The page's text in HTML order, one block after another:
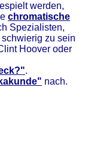
werden,
chromatische
Spezialisten,
zu sein
Hoover oder
.
nach.